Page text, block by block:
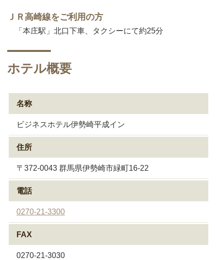
ＪＲ高崎線をご利用の方
「本庄駅」北口下車、タクシーにて約25分
ホテル概要
名称
ビジネスホテル伊勢崎平成イン
住所
〒372-0043 群馬県伊勢崎市緑町16-22
電話
0270-21-3300
FAX
0270-21-3030